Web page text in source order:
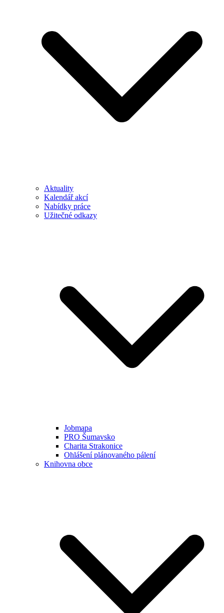
Aktuality
Kalendář akcí
Nabídky práce
Užitečné odkazy
Jobmapa
PRO Šumavsko
Charita Strakonice
Ohlášení plánovaného pálení
Knihovna obce